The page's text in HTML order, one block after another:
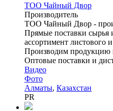
ТОО Чайный Двор
Производитель
ТОО Чайный Двор -
Прямые поставки
ассортимент листового
Производим продукцию
Оптовые поставки и
Видео
Фото
Алматы, Казахстан
PR